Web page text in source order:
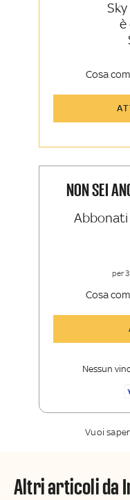
Cosa
Sky Sport
La
NON SEI
Abbonati
per
Cosa
Nessun
Vuoi
Altri articoli da